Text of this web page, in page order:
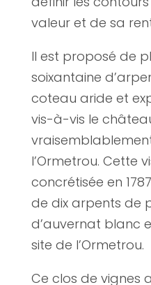
valeur et de sa
Il est proposé de
soixantaine
coteau aride et
vis-à-vis le
l’Ormetrou. Cette
concrétisée en
de dix arpents de
d’auvernat blanc
site de l’Ormetrou.
Ce clos de vignes